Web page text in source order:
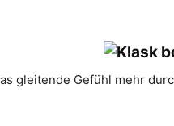
gleitende Gefühl mehr